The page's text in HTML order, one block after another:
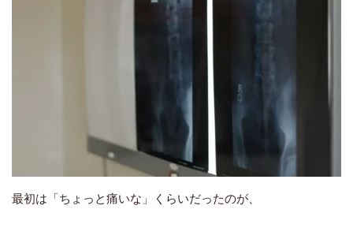
最初は「ちょっと痛いな」くらいだったのが、